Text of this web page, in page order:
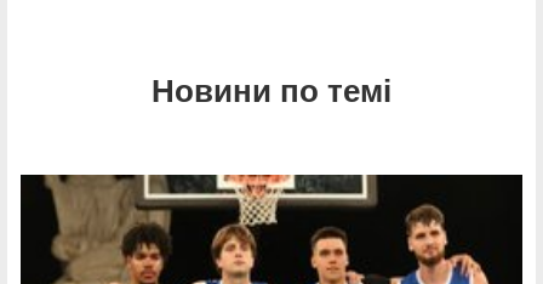
Новини по темі